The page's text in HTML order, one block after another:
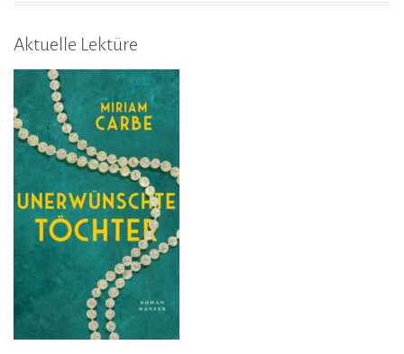
Aktuelle Lektüre